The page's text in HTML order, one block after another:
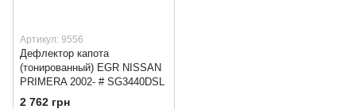
Артикул: 9556
Дефлектор капота
(тонированный) EGR NISSAN
PRIMERA 2002- # SG3440DSL
2 762 грн